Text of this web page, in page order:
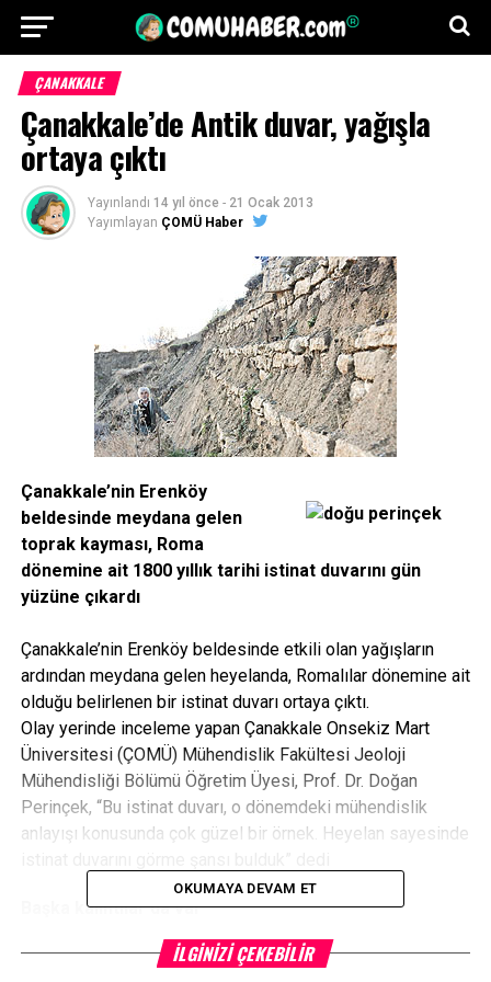
ÇANAKKALE
Çanakkale’de Antik duvar, yağışla
ortaya çıktı
Yayınlandı 14 yıl önce - 21 Ocak 2013
Yayımlayan ÇOMÜ Haber
Çanakkale’nin Erenköy
beldesinde meydana gelen
toprak kayması, Roma
dönemine ait 1800 yıllık tarihi istinat duvarını gün
yüzüne çıkardı
Çanakkale’nin Erenköy beldesinde etkili olan yağışların
ardından meydana gelen heyelanda, Romalılar dönemine ait
olduğu belirlenen bir istinat duvarı ortaya çıktı.
Olay yerinde inceleme yapan Çanakkale Onsekiz Mart
Üniversitesi (ÇOMÜ) Mühendislik Fakültesi Jeoloji
Mühendisliği Bölümü Öğretim Üyesi, Prof. Dr. Doğan
Perinçek, “Bu istinat duvarı, o dönemdeki mühendislik
anlayışı konusunda çok güzel bir örnek. Heyelan sayesinde
Başka kalıntılar da var
Prof. Dr. Doğan Perinçek, 2 gün devam eden yağış
nedeniyle killi toprağın suya doyduğunu, yol kenarlarındaki
OKUMAYA DEVAM ET
İLGINIZI ÇEKEBILIR